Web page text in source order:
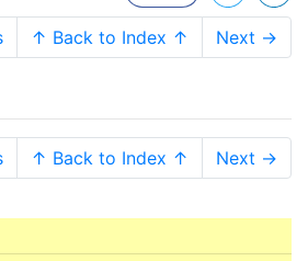
↑ Back to Index ↑ Next →
↑ Back to Index ↑ Next →